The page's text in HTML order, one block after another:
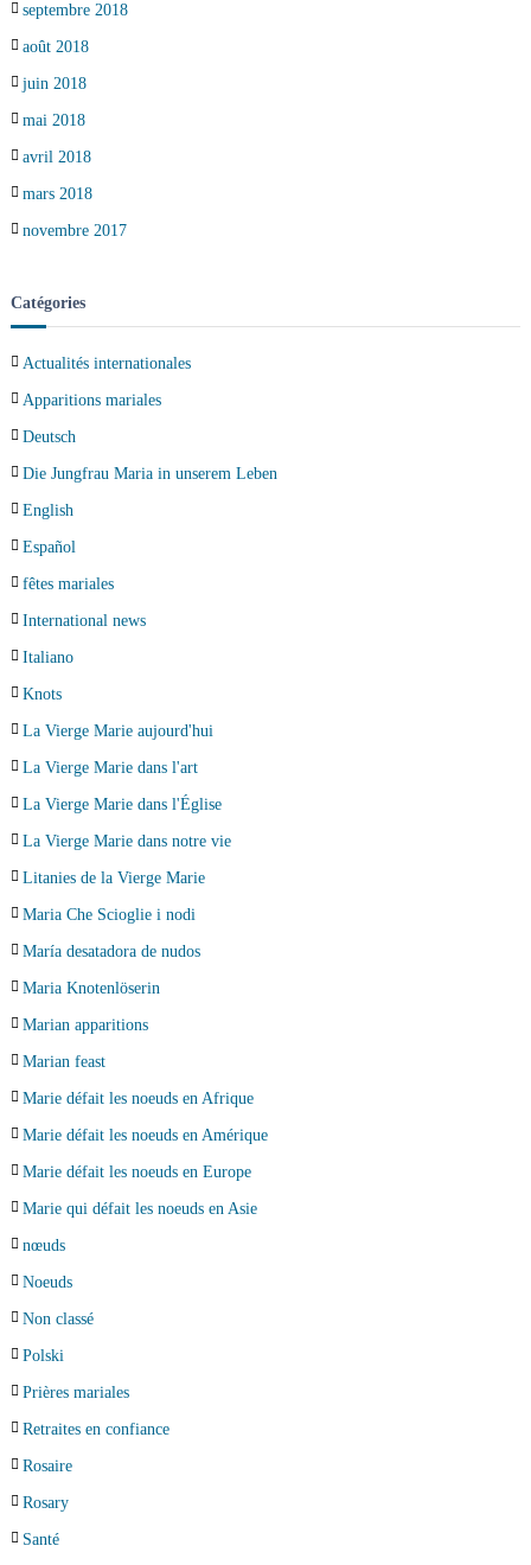
septembre 2018
août 2018
juin 2018
mai 2018
avril 2018
mars 2018
novembre 2017
Catégories
Actualités internationales
Apparitions mariales
Deutsch
Die Jungfrau Maria in unserem Leben
English
Español
fêtes mariales
International news
Italiano
Knots
La Vierge Marie aujourd'hui
La Vierge Marie dans l'art
La Vierge Marie dans l'Église
La Vierge Marie dans notre vie
Litanies de la Vierge Marie
Maria Che Scioglie i nodi
María desatadora de nudos
Maria Knotenlöserin
Marian apparitions
Marian feast
Marie défait les noeuds en Afrique
Marie défait les noeuds en Amérique
Marie défait les noeuds en Europe
Marie qui défait les noeuds en Asie
nœuds
Noeuds
Non classé
Polski
Prières mariales
Retraites en confiance
Rosaire
Rosary
Santé